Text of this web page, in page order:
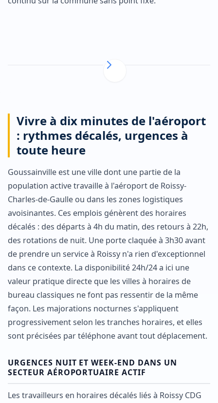
Vivre à dix minutes de l'aéroport
: rythmes décalés, urgences à
toute heure
Goussainville est une ville dont une partie de la
population active travaille à l'aéroport de Roissy-
Charles-de-Gaulle ou dans les zones logistiques
avoisinantes. Ces emplois génèrent des horaires
décalés : des départs à 4h du matin, des retours à 22h,
des rotations de nuit. Une porte claquée à 3h30 avant
de prendre un service à Roissy n'a rien d'exceptionnel
dans ce contexte. La disponibilité 24h/24 a ici une
valeur pratique directe que les villes à horaires de
bureau classiques ne font pas ressentir de la même
façon. Les majorations nocturnes s'appliquent
progressivement selon les tranches horaires, et elles
sont précisées par téléphone avant tout déplacement.
URGENCES NUIT ET WEEK-END DANS UN
SECTEUR AÉROPORTUAIRE ACTIF
Les travailleurs en horaires décalés liés à Roissy CDG